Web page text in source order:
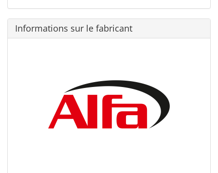
Informations sur le fabricant